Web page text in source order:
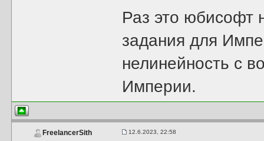
Раз это юбисофт
задания для
нелинейность с
Империи.
FreelancerSith 12.6.2023, 22:58